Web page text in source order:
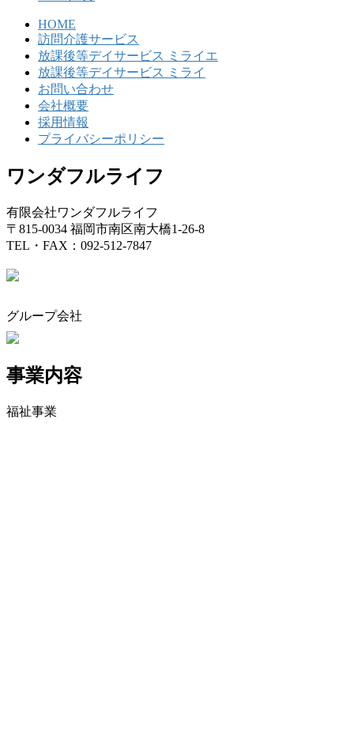
HOME
訪問介護サービス
放課後等デイサービス ミライエ
放課後等デイサービス ミライ
お問い合わせ
会社概要
採用情報
プライバシーポリシー
ワンダフルライフ
有限会社ワンダフルライフ
〒815-0034 福岡市南区南大橋1-26-8
TEL・FAX：092-512-7847
グループ会社
事業内容
福祉事業